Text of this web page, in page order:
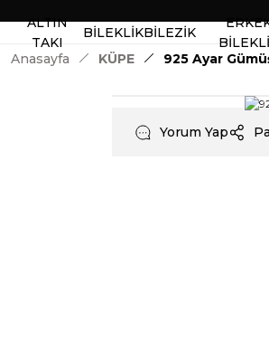
ALTIN
TAKI
BİLEKLİKBİLEZİK
Anasayfa
KÜPE 925 Ayar
Yorum Yap